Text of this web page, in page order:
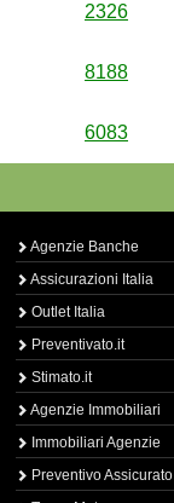
2326
8188
6083
Agenzie Banche
Assicurazioni Italia
Outlet Italia
Preventivato.it
Stimato.it
Agenzie Immobiliari
Immobiliari Agenzie
Preventivo Assicurato